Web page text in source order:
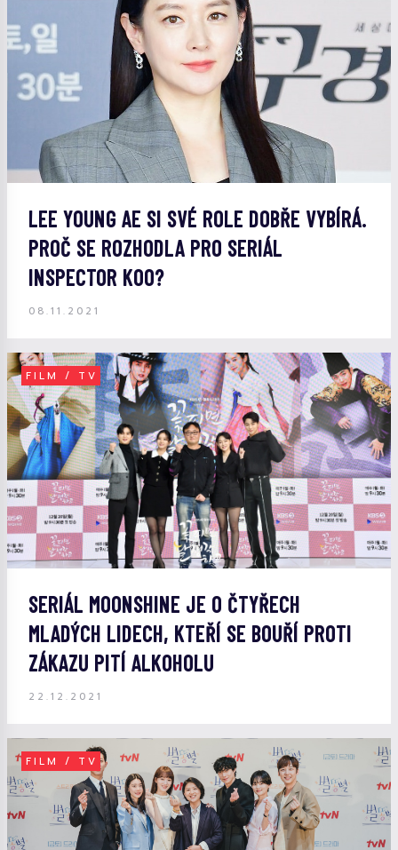
LEE YOUNG AE SI SVÉ ROLE DOBŘE VYBÍRÁ.
PROČ SE ROZHODLA PRO SERIÁL
INSPECTOR KOO?
08.11.2021
FILM / TV
SERIÁL MOONSHINE JE O ČTYŘECH
MLADÝCH LIDECH, KTEŘÍ SE BOUŘÍ PROTI
ZÁKAZU PITÍ ALKOHOLU
22.12.2021
FILM / TV